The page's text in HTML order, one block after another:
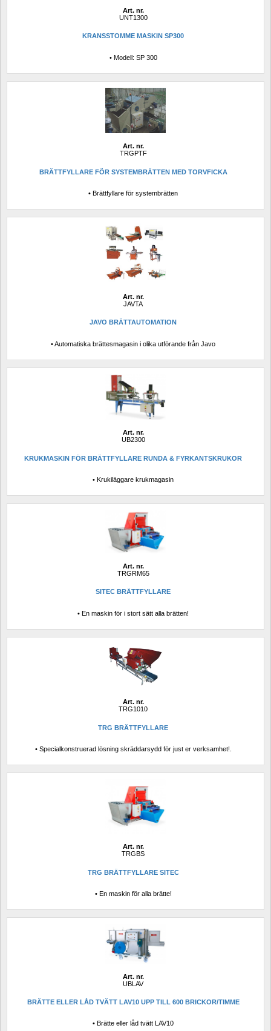
Art. nr.
UNT1300
KRANSSTOMME MASKIN SP300
• Modell: SP 300
Art. nr.
TRGPTF
BRÄTTFYLLARE FÖR SYSTEMBRÄTTEN MED TORVFICKA
• Brättfyllare för systembrätten
Art. nr.
JAVTA
JAVO BRÄTTAUTOMATION
• Automatiska brättesmagasin i olika utförande från Javo
Art. nr.
UB2300
KRUKMASKIN FÖR BRÄTTFYLLARE RUNDA & FYRKANTSKRUKOR
• Krukiläggare krukmagasin
Art. nr.
TRGRM65
SITEC BRÄTTFYLLARE
• En maskin för i stort sätt alla brätten!
Art. nr.
TRG1010
TRG BRÄTTFYLLARE
• Specialkonstruerad lösning skräddarsydd för just er verksamhet!.
Art. nr.
TRGBS
TRG BRÄTTFYLLARE SITEC
• En maskin för alla brätte!
Art. nr.
UBLAV
BRÄTTE ELLER LÅD TVÄTT LAV10 UPP TILL 600 BRICKOR/TIMME
• Brätte eller låd tvätt LAV10